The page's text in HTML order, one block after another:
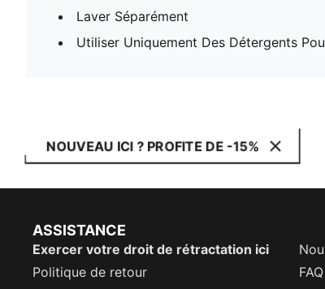
Laver Séparément
Utiliser Uniquement Des Détergents
NOUVEAU ICI ? PROFITE DE -15%
ASSISTANCE
Exercer votre droit de rétractation ici
Politique de retour
FAQ